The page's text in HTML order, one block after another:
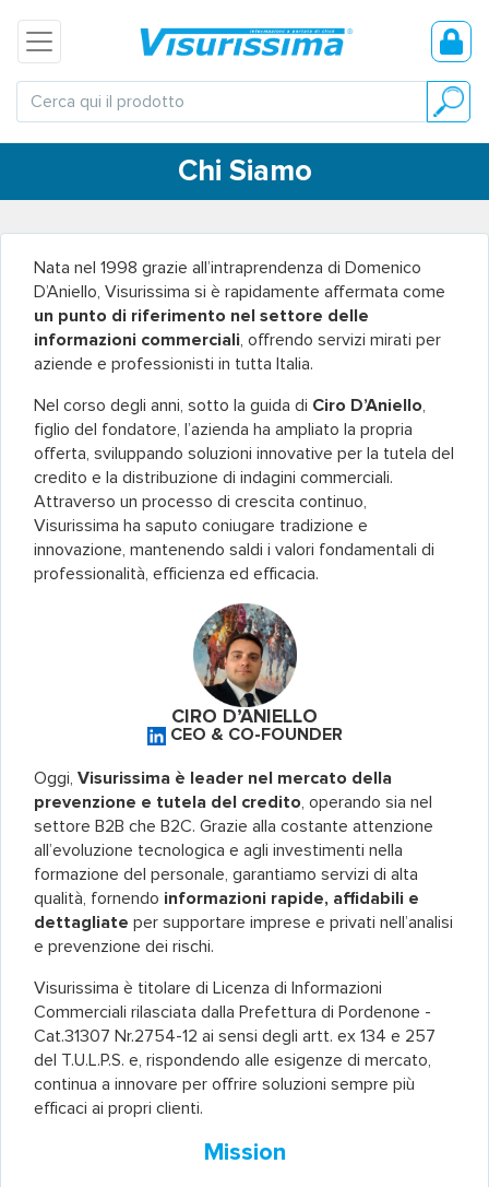
Chi Siamo
Nata nel 1998 grazie all’intraprendenza di Domenico
D’Aniello, Visurissima si è rapidamente affermata come
un punto di riferimento nel settore delle
informazioni commerciali, offrendo servizi mirati per
aziende e professionisti in tutta Italia.
Nel corso degli anni, sotto la guida di Ciro D’Aniello,
figlio del fondatore, l’azienda ha ampliato la propria
offerta, sviluppando soluzioni innovative per la tutela del
credito e la distribuzione di indagini commerciali.
Attraverso un processo di crescita continuo,
Visurissima ha saputo coniugare tradizione e
innovazione, mantenendo saldi i valori fondamentali di
professionalità, efficienza ed efficacia.
CIRO D’ANIELLO
CEO & CO-FOUNDER
Oggi, Visurissima è leader nel mercato della
prevenzione e tutela del credito, operando sia nel
settore B2B che B2C. Grazie alla costante attenzione
all’evoluzione tecnologica e agli investimenti nella
formazione del personale, garantiamo servizi di alta
qualità, fornendo informazioni rapide, affidabili e
dettagliate per supportare imprese e privati nell’analisi
e prevenzione dei rischi.
Visurissima è titolare di Licenza di Informazioni
Commerciali rilasciata dalla Prefettura di Pordenone -
Cat.31307 Nr.2754-12 ai sensi degli artt. ex 134 e 257
del T.U.L.P.S. e, rispondendo alle esigenze di mercato,
continua a innovare per offrire soluzioni sempre più
efficaci ai propri clienti.
Mission